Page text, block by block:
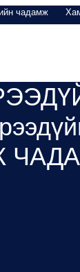
чадамж